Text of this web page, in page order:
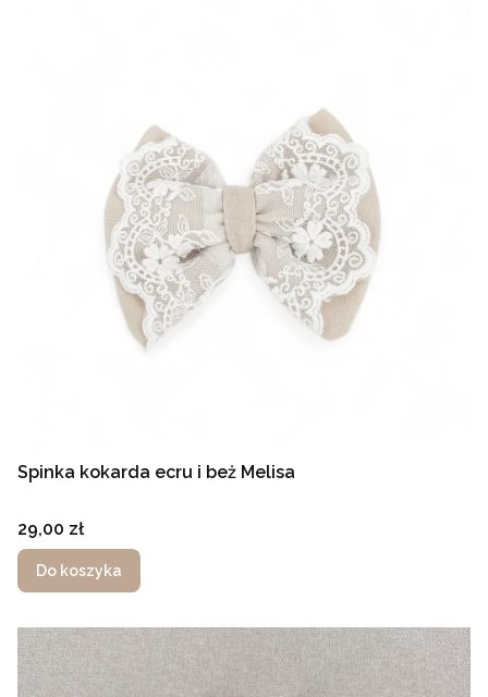
Spinka kokarda ecru i beż Melisa
Cena
29,00 zł
Do koszyka